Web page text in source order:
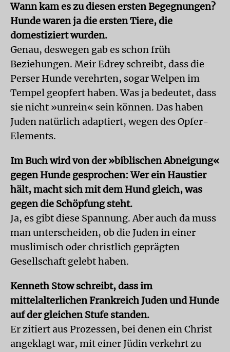
Wann kam es zu diesen ersten Begegnungen?
Hunde waren ja die ersten Tiere, die
domestiziert wurden.
Genau, deswegen gab es schon früh
Beziehungen. Meir Edrey schreibt, dass die
Perser Hunde verehrten, sogar Welpen im
Tempel geopfert haben. Was ja bedeutet, dass
sie nicht »unrein« sein können. Das haben
Juden natürlich adaptiert, wegen des Opfer-
Elements.
Im Buch wird von der »biblischen Abneigung«
gegen Hunde gesprochen: Wer ein Haustier
hält, macht sich mit dem Hund gleich, was
gegen die Schöpfung steht.
Ja, es gibt diese Spannung. Aber auch da muss
man unterscheiden, ob die Juden in einer
muslimisch oder christlich geprägten
Gesellschaft gelebt haben.
Kenneth Stow schreibt, dass im
mittelalterlichen Frankreich Juden und Hunde
auf der gleichen Stufe standen.
Er zitiert aus Prozessen, bei denen ein Christ
angeklagt war, mit einer Jüdin verkehrt zu